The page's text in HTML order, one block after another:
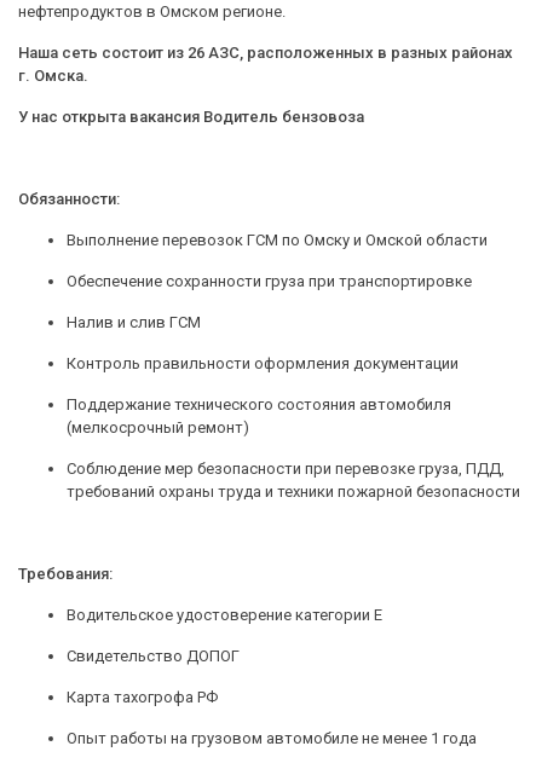
нефтепродуктов в Омском регионе.
Наша сеть состоит из 26 АЗС, расположенных в разных районах
г. Омска.
У нас открыта вакансия Водитель бензовоза
Обязанности:
Выполнение перевозок ГСМ по Омску и Омской области
Обеспечение сохранности груза при транспортировке
Налив и слив ГСМ
Контроль правильности оформления документации
Поддержание технического состояния автомобиля
(мелкосрочный ремонт)
Соблюдение мер безопасности при перевозке груза, ПДД,
требований охраны труда и техники пожарной безопасности
Требования:
Водительское удостоверение категории Е
Свидетельство ДОПОГ
Карта тахогрофа РФ
Опыт работы на грузовом автомобиле не менее 1 года